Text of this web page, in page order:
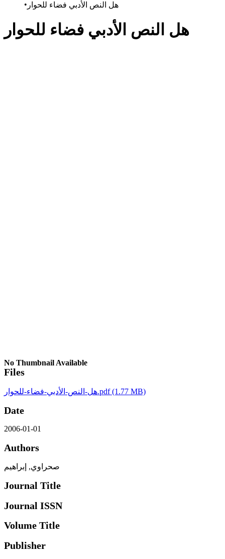
هل النص الأدبي فضاء للحوار
هل النص الأدبي فضاء للحوار
No Thumbnail Available
Files
هل-النص-الأدبي-فضاء-للحوار.pdf(1.77 MB)
Date
2006-01-01
Authors
صحراوي, إبراهيم
Journal Title
Journal ISSN
Volume Title
Publisher